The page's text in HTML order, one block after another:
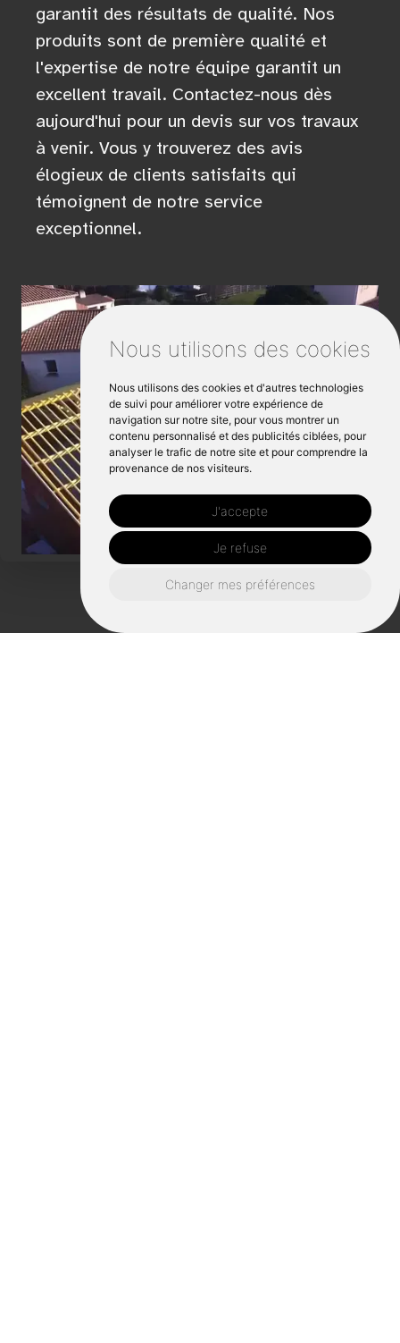
Nous utilisons des cookies
Nous utilisons des cookies et d'autres technologies
de suivi pour améliorer votre expérience de
navigation sur notre site, pour vous montrer un
contenu personnalisé et des publicités ciblées, pour
analyser le trafic de notre site et pour comprendre la
provenance de nos visiteurs.
J'accepte
Je refuse
Changer mes préférences
garantit des résultats de qualité. Nos
produits sont de première qualité et
l'expertise de notre équipe garantit un
excellent travail. Contactez-nous dès
aujourd'hui pour un devis sur vos travaux
à venir. Vous y trouverez des avis
élogieux de clients satisfaits qui
témoignent de notre service
exceptionnel.